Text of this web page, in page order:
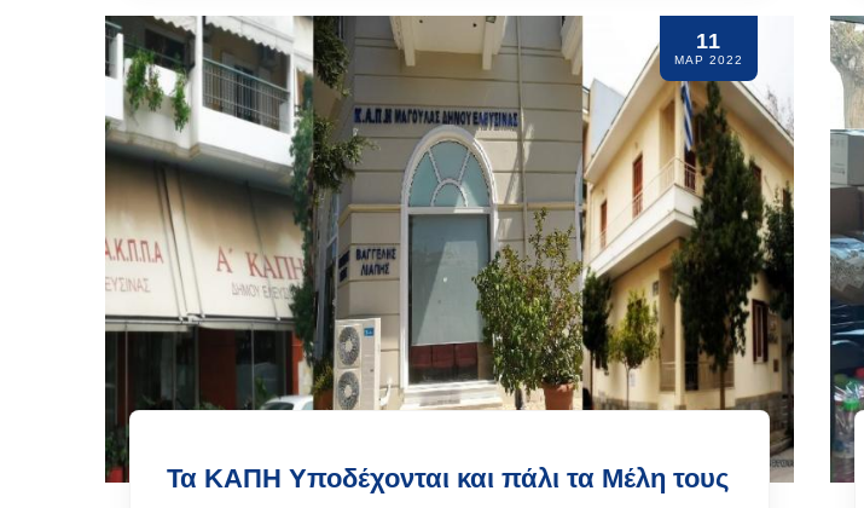
11
ΜΑΡ 2022
Τα ΚΑΠΗ Υποδέχονται και πάλι τα Μέλη τους